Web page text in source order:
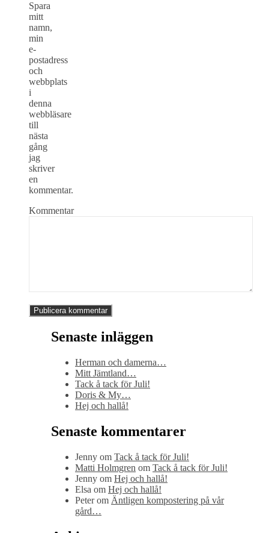
Spara
mitt
namn,
min
e-
postadress
och
webbplats
i
denna
webbläsare
till
nästa
gång
jag
skriver
en
kommentar.
Kommentar
Senaste inläggen
Herman och damerna…
Mitt Jämtland…
Tack å tack för Juli!
Doris & My…
Hej och hallå!
Senaste kommentarer
Jenny om Tack å tack för Juli!
Matti Holmgren om Tack å tack för Juli!
Jenny om Hej och hallå!
Elsa om Hej och hallå!
Peterom Äntligen kompostering på vår
gård…